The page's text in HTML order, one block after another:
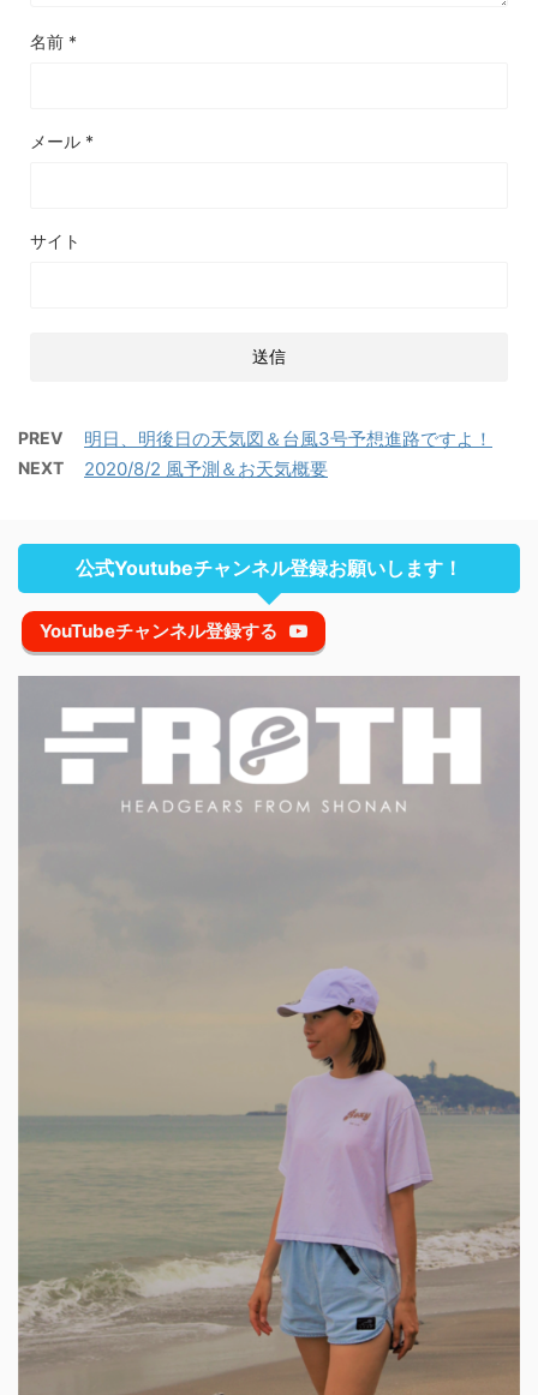
名前 *
メール *
サイト
PREV 明日、明後日の天気図＆台風3号予想進路ですよ！
NEXT 2020/8/2 風予測＆お天気概要
公式Youtubeチャンネル登録お願いします！
YouTubeチャンネル登録する